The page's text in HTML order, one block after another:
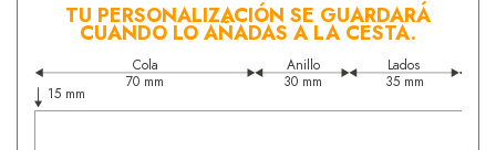
TU PERSONALIZACIÓN SE GUARDARÁ
CUANDO LO AÑADAS A LA CESTA.
70 mm 30 mm 35 mm
15 mm
Anillo
Cola Lados